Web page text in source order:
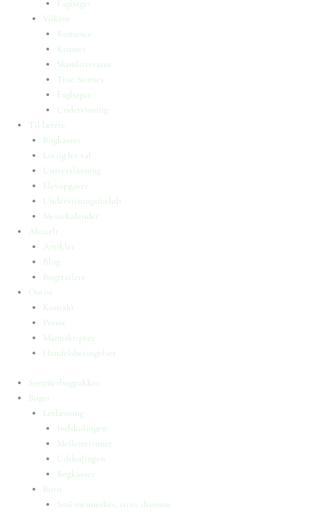
Fagbøger
Voksne
Romance
Krimier
Skønlitteratur
True Stories
Fagbøger
Undervisning
Til lærere
Bogkasser
Lix og let-tal
Universlæsning
Elevopgaver
Undervisningsforløb
Messekalender
Aktuelt
Artikler
Blog
Bogtrailere
Om os
Kontakt
Presse
Manuskripter
Handelsbetingelser
Sommerbogpakker
Bøger
Letlæsning
Indskolingen
Mellemtrinnet
Udskolingen
Bogkasser
Børn
Små mennesker, store drømme